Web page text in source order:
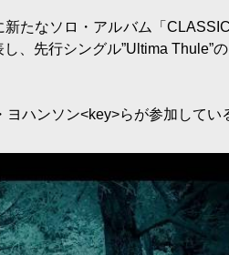
たなソロ・アルバム「
、先行シングル”Ultima Thule”
ハンソン<key>らが参加してい